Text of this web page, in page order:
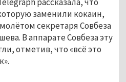
заменили кокаин,
секретаря Совбеза
В аппарате Совбеза эту
отметив, что «всё это